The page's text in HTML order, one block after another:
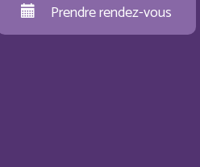
Prendre rendez-vous